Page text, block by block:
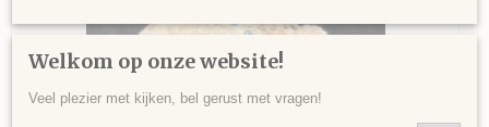
Welkom op onze website!
Veel plezier met kijken, bel gerust met vragen!